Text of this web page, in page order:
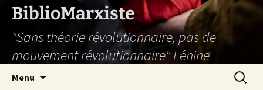
Aller
contenu
BiblioMarxiste
"Sans théorie révolutionnaire, pas de
mouvement révolutionnaire" Lénine
Menu